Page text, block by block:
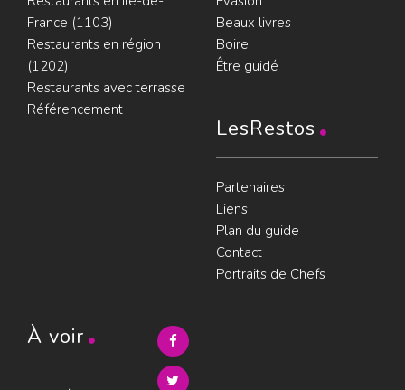
France (1103)
Restaurants en région
(1202)
Restaurants avec terrasse
Référencement
Beaux livres
Boire
Être guidé
LesRestos
Partenaires
Liens
Plan du guide
Contact
Portraits de Chefs
À voir